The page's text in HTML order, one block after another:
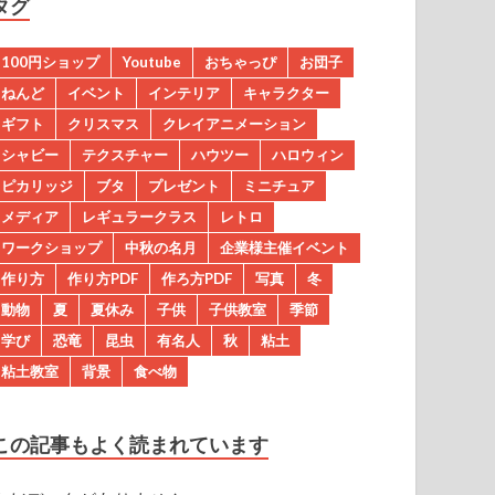
グ
100円ショップ Youtube おちゃっぴ
お団子
ねんど
イベント インテリア
キャラクター
ギフト
クリスマス
クレイアニメーション
シャビー
テクスチャー ハウツー
ハロウィン
ピカリッジ
ブタ プレゼント
ミニチュア
メディア
レギュラークラス
レトロ
ワークショップ
中秋の名月
企業様主催イベント
作り方
作り方PDF 作ろ方PDF 写真
冬
動物
夏 夏休み 子供 子供教室
季節
学び
恐竜 昆虫 有名人 秋
粘土
粘土教室
背景 食べ物
の記事もよく読まれています